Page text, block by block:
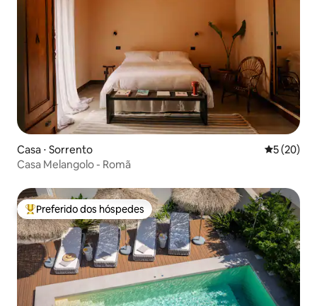
Casa ⋅ Sorrento 5 de uma
5 (20)
Casa Melangolo - Romã
Entre os melhores preferidos dos hóspedes
Preferido dos hóspedes